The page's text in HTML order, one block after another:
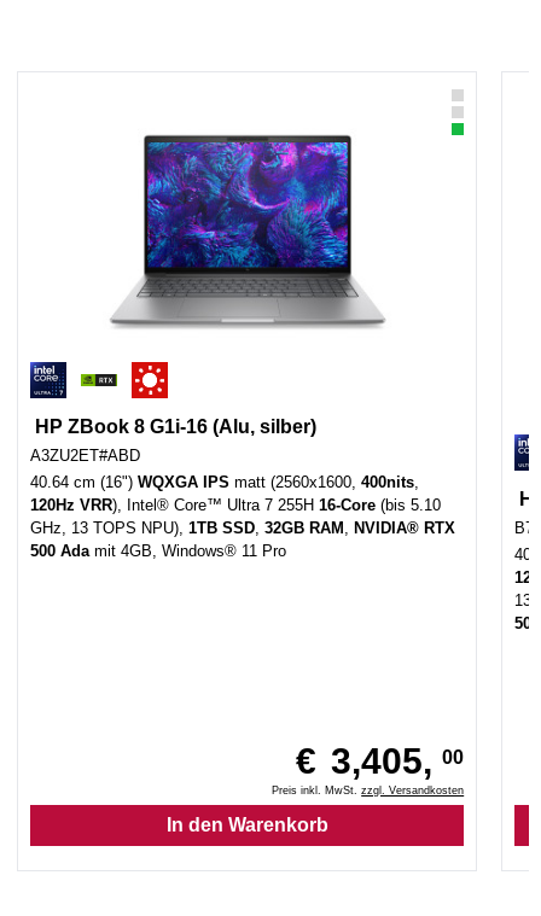
HP ZBook 8 G1i-16 (Alu, silber)
A3ZU2ET#ABD
40.64 cm (16") WQXGA IPS matt (2560x1600, 400nits
120Hz VRR), Intel® Core™ Ultra 7 255H 16-Core (bis 5.10
GHz, 13 TOPS NPU), 1TB SSD 32GB RAM
NVIDIA® RTX
500 Ada mit 4GB, Windows® 11 Pro
€ 3,405, 00
Preis inkl. MwSt.zzgl. Versandkosten
13